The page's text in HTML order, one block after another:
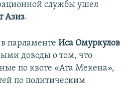
службы ушел
Азиз.
парламенте Иса Омуркулов
доводы о том, что
по квоте «Ата Мекена»,
по политическим